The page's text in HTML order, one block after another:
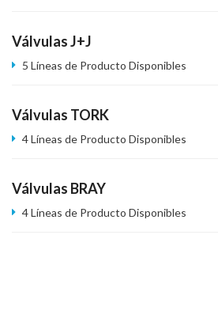
Válvulas J+J
5 Líneas de Producto Disponibles
Válvulas TORK
4 Líneas de Producto Disponibles
Válvulas BRAY
4 Líneas de Producto Disponibles